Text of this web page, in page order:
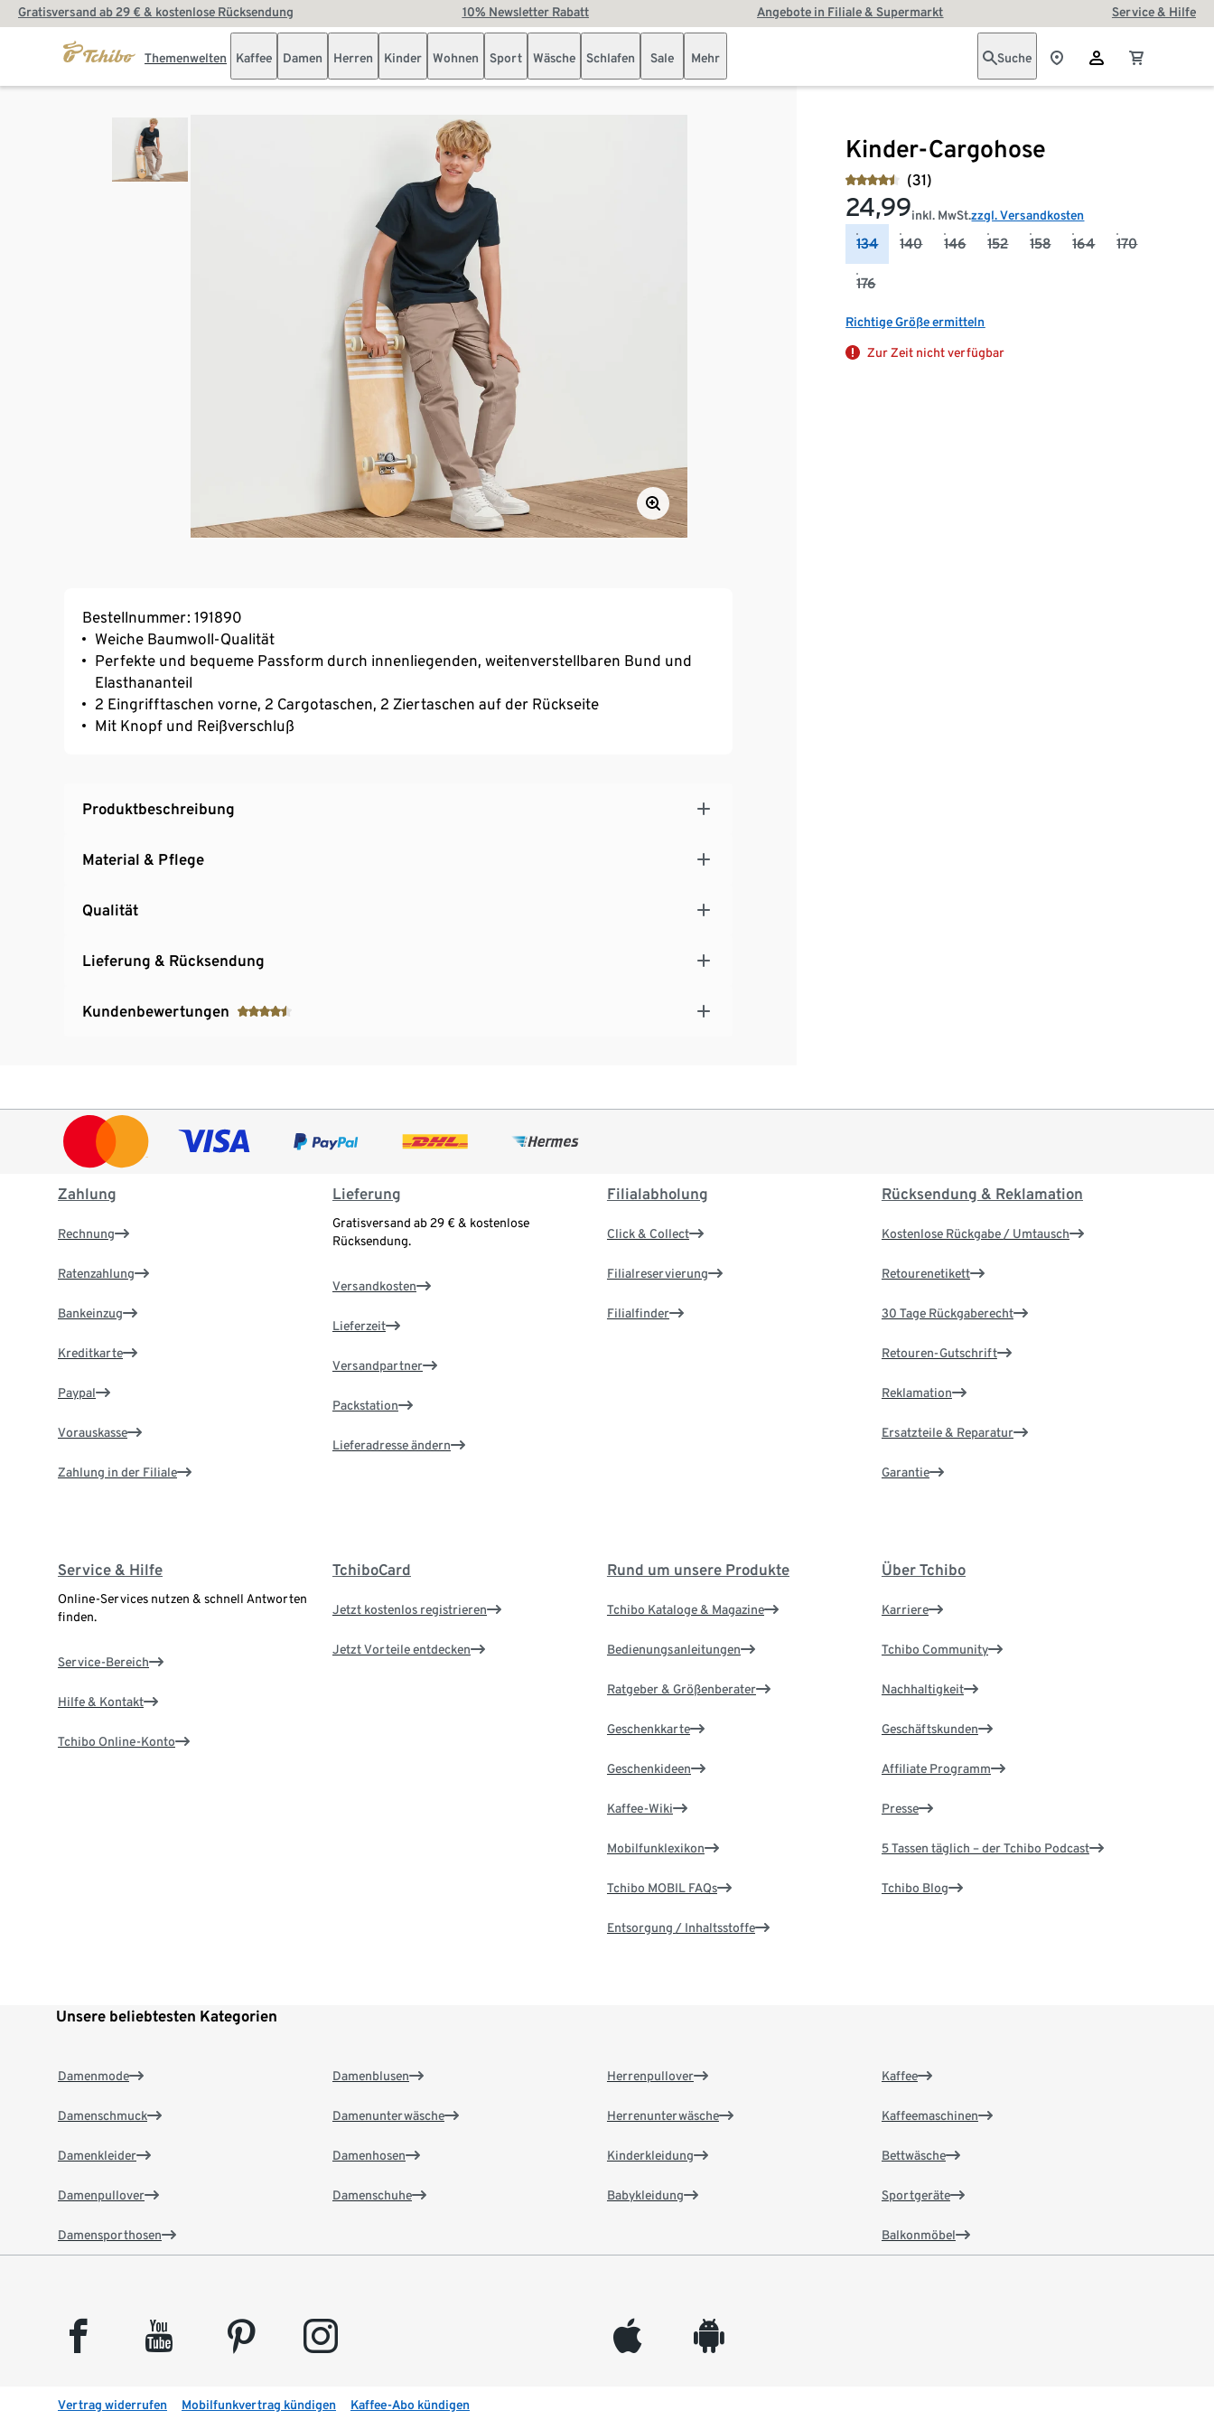
Gratisversand ab 29 € & kostenlose Rücksendung 10% Newsletter Rabatt Angebote in Filiale & Supermarkt Service & Hilfe
Themenwelten Kaffee Damen Herren Kinder Wohnen Sport Wäsche Schlafen Sale Mehr Suche
Kinder-Cargohose
(31)
24,99inkl. MwSt.zzgl. Versandkosten
134 140 146 152 158 164 170
176
Richtige Größe ermitteln
Zur Zeit nicht verfügbar
Bestellnummer: 191890
Weiche Baumwoll-Qualität
Perfekte und bequeme Passform durch innenliegenden, weitenverstellbaren Bund und
Elasthananteil
2 Eingrifftaschen vorne, 2 Cargotaschen, 2 Ziertaschen auf der Rückseite
Mit Knopf und Reißverschluß
Produktbeschreibung
Material & Pflege
Qualität
Lieferung & Rücksendung
Kundenbewertungen
Zahlung
Rechnung
Ratenzahlung
Bankeinzug
Kreditkarte
Paypal
Vorauskasse
Zahlung in der Filiale
Lieferung
Gratisversand ab 29 € & kostenlose
Rücksendung.
Versandkosten
Lieferzeit
Versandpartner
Packstation
Lieferadresse ändern
Filialabholung
Click & Collect
Filialreservierung
Filialfinder
Rücksendung & Reklamation
Kostenlose Rückgabe / Umtausch
Retourenetikett
30 Tage Rückgaberecht
Retouren-Gutschrift
Reklamation
Ersatzteile & Reparatur
Garantie
Service & Hilfe
Online-Services nutzen & schnell Antworten
finden.
Service-Bereich
Hilfe & Kontakt
Tchibo Online-Konto
TchiboCard
Jetzt kostenlos registrieren
Jetzt Vorteile entdecken
Rund um unsere Produkte
Tchibo Kataloge & Magazine
Bedienungsanleitungen
Ratgeber & Größenberater
Geschenkkarte
Geschenkideen
Kaffee-Wiki
Mobilfunklexikon
Tchibo MOBIL FAQs
Entsorgung / Inhaltsstoffe
Über Tchibo
Karriere
Tchibo Community
Nachhaltigkeit
Geschäftskunden
Affiliate Programm
Presse
5 Tassen täglich – der Tchibo Podcast
Tchibo Blog
Unsere beliebtesten Kategorien
Damenmode
Damenschmuck
Damenkleider
Damenpullover
Damensporthosen
Damenblusen
Damenunterwäsche
Damenhosen
Damenschuhe
Herrenpullover
Herrenunterwäsche
Kinderkleidung
Babykleidung
Kaffee
Kaffeemaschinen
Bettwäsche
Sportgeräte
Balkonmöbel
facebook youtube pinterest instagram appleinc android
Vertrag widerrufen Mobilfunkvertrag kündigen Kaffee-Abo kündigen